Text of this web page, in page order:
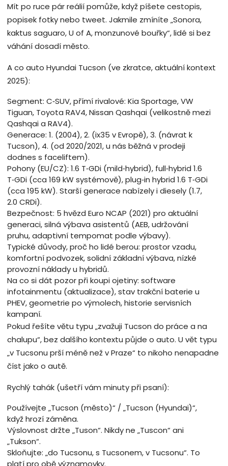
Mít po ruce pár reálií pomůže, když píšete cestopis,
popisek fotky nebo tweet. Jakmile zmíníte „Sonora,
kaktus saguaro, U of A, monzunové bouřky“, lidé si bez
váhání dosadí město.
A co auto Hyundai Tucson (ve zkratce, aktuální kontext
2025):
Segment: C‑SUV, přímí rivalové: Kia Sportage, VW
Tiguan, Toyota RAV4, Nissan Qashqai (velikostně mezi
Qashqai a RAV4).
Generace: 1. (2004), 2. (ix35 v Evropě), 3. (návrat k
Tucson), 4. (od 2020/2021, u nás běžná v prodeji
dodnes s faceliftem).
Pohony (EU/CZ): 1.6 T‑GDi (mild‑hybrid), full‑hybrid 1.6
T‑GDi (cca 169 kW systémově), plug‑in hybrid 1.6 T‑GDi
(cca 195 kW). Starší generace nabízely i diesely (1.7,
2.0 CRDi).
Bezpečnost: 5 hvězd Euro NCAP (2021) pro aktuální
generaci, silná výbava asistentů (AEB, udržování
pruhu, adaptivní tempomat podle výbavy).
Typické důvody, proč ho lidé berou: prostor vzadu,
komfortní podvozek, solidní základní výbava, nízké
provozní náklady u hybridů.
Na co si dát pozor při koupi ojetiny: software
infotainmentu (aktualizace), stav trakční baterie u
PHEV, geometrie po výmolech, historie servisních
kampaní.
Pokud řešíte větu typu „zvažuji Tucson do práce a na
chalupu“, bez dalšího kontextu půjde o auto. U vět typu
„v Tucsonu prší méně než v Praze“ to nikoho nenapadne
číst jako o autě.
Rychlý tahák (ušetří vám minuty při psaní):
Používejte „Tucson (město)“ / „Tucson (Hyundai)“,
když hrozí záměna.
Výslovnost držte „Tuson“. Nikdy ne „Tuscon“ ani
„Tukson“.
Skloňujte: „do Tucsonu, s Tucsonem, v Tucsonu“. To
platí pro obě významovky.